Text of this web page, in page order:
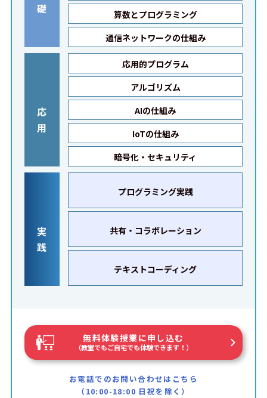
礎
算数とプログラミング
通信ネットワークの仕組み
応
用
応用的プログラム
アルゴリズム
AIの仕組み
IoTの仕組み
暗号化・セキュリティ
実
践
プログラミング実践
共有・コラボレーション
テキストコーディング
無料体験授業に申し込む
（教室でもご自宅でも体験できます！）
お電話でのお問い合わせはこちら
（10:00-18:00 日祝を除く）